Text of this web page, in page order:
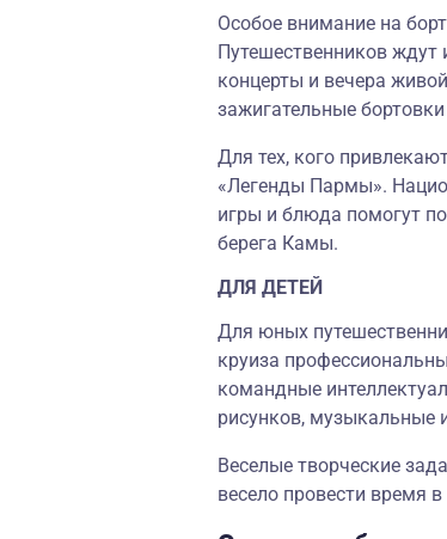
Особое внимание на
Путешественников ждут
концерты и вечера
зажигательные
Для тех, кого
«Легенды Пармы».
игры и блюда помогут
берега Камы.
ДЛЯ ДЕТЕЙ
Для юных
круиза
командные
рисунков, музыкальные
Веселые творческие
весело провести время в